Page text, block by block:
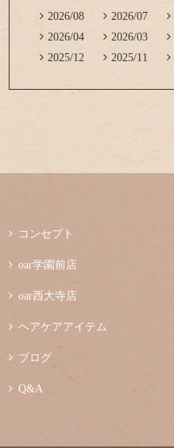
 2026/08  2026/07 
 2026/04  2026/03 
 2025/12  2025/11 
 コンセプト
 oar学園前店
 oar西大寺店
 ヘアケアアイテム
 ブログ
 Q&A